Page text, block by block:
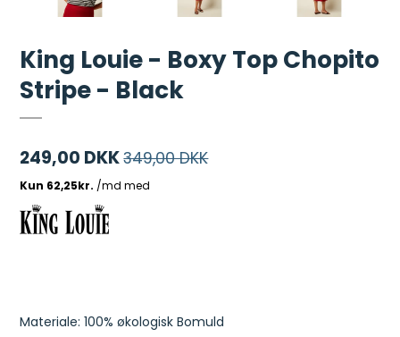
King Louie - Boxy Top Chopito
Stripe - Black
249,00 DKK349,00 DKK
Materiale: 100% økologisk Bomuld